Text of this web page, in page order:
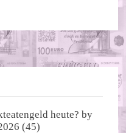
heute? by
(45)